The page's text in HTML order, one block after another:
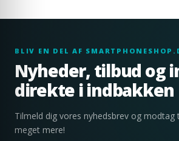
BLIV EN DEL AF
Nyheder, tilbud og
direkte i indbakken
Tilmeld dig vores nyhedsbrev og modtag
meget mere!